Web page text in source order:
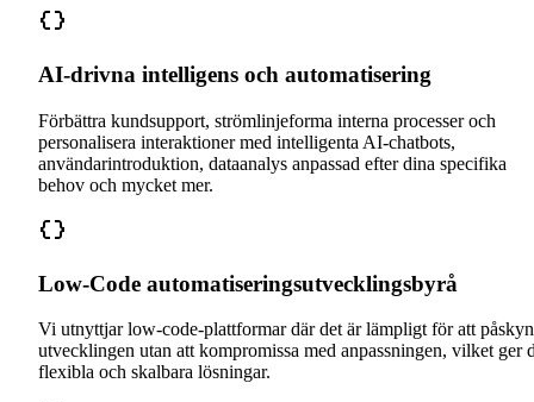
AI-drivna intelligens och automatisering
Förbättra kundsupport, strömlinjeforma interna processer och
personalisera interaktioner med intelligenta AI-chatbots,
användarintroduktion, dataanalys anpassad efter dina specifika
behov och mycket mer.
Low-Code automatiseringsutvecklingsbyrå
Vi utnyttjar low-code-plattformar där det är lämpligt för att
utvecklingen utan att kompromissa med anpassningen, vilket ger
flexibla och skalbara lösningar.